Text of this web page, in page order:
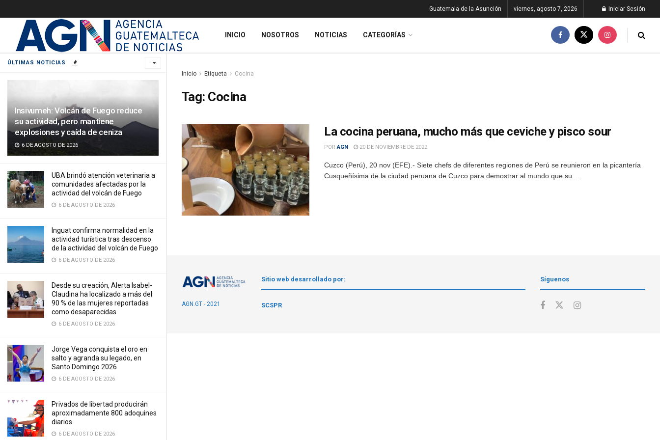
ÚLTIMAS NOTICIAS
Insivumeh: Volcán de Fuego reduce
su actividad, pero mantiene
explosiones y caída de ceniza
6 DE AGOSTO DE 2026
UBA brindó atención veterinaria a
comunidades afectadas por la
actividad del volcán de Fuego
6 DE AGOSTO DE 2026
Inguat confirma normalidad en la
actividad turística tras descenso
de la actividad del volcán de Fuego
6 DE AGOSTO DE 2026
Desde su creación, Alerta Isabel-
Claudina ha localizado a más del
90 % de las mujeres reportadas
como desaparecidas
6 DE AGOSTO DE 2026
Jorge Vega conquista el oro en
salto y agranda su legado, en
Santo Domingo 2026
6 DE AGOSTO DE 2026
Privados de libertad producirán
aproximadamente 800 adoquines
diarios
6 DE AGOSTO DE 2026
Guatemala de la Asunción viernes, agosto 7, 2026 Iniciar Sesión
INICIO NOSOTROS NOTICIAS CATEGORÍAS
Inicio Etiqueta Cocina
Tag: Cocina
La cocina peruana, mucho más que ceviche y pisco sour
POR AGN 20 DE NOVIEMBRE DE 2022
Cuzco (Perú), 20 nov (EFE).- Siete chefs de diferentes regiones de Perú se reunieron en la picantería
Cusqueñísima de la ciudad peruana de Cuzco para demostrar al mundo que su ...
AGN.GT - 2021
Sitio web desarrollado por:
SCSPR
Síguenos